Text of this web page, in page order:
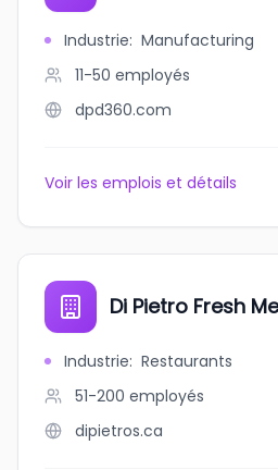
Industrie: Manufacturing
11-50 employés
dpd360.com
Voir les emplois et détails
Di Pietro Fresh
Industrie: Restaurants
51-200 employés
dipietros.ca